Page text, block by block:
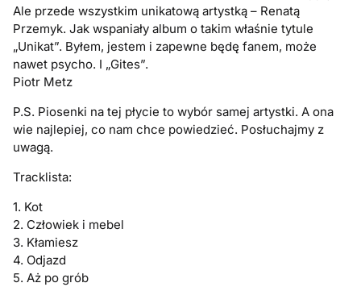
Ale przede wszystkim unikatową artystką – Renatą
Przemyk. Jak wspaniały album o takim właśnie tytule
„Unikat”. Byłem, jestem i zapewne będę fanem, może
nawet psycho. I „Gites”.
Piotr Metz
P.S. Piosenki na tej płycie to wybór samej artystki. A ona
wie najlepiej, co nam chce powiedzieć. Posłuchajmy z
uwagą.
Tracklista:
1. Kot
2. Człowiek i mebel
3. Kłamiesz
4. Odjazd
5. Aż po grób